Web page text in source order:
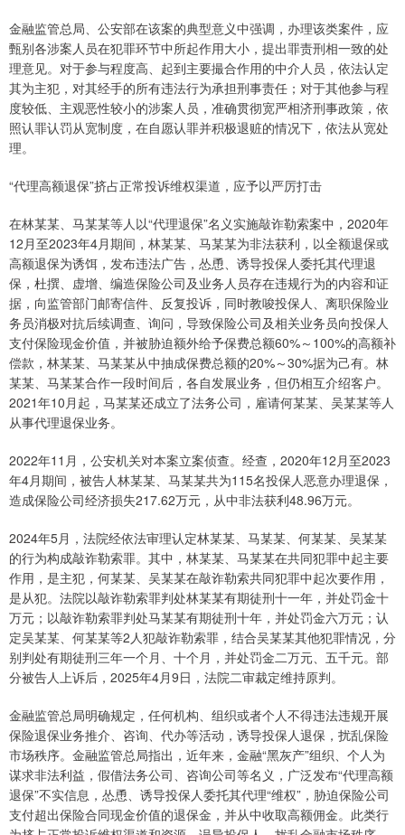
金融监管总局、公安部在该案的典型意义中强调，办理该类案件，应
甄别各涉案人员在犯罪环节中所起作用大小，提出罪责刑相一致的处
理意见。对于参与程度高、起到主要撮合作用的中介人员，依法认定
其为主犯，对其经手的所有违法行为承担刑事责任；对于其他参与程
度较低、主观恶性较小的涉案人员，准确贯彻宽严相济刑事政策，依
照认罪认罚从宽制度，在自愿认罪并积极退赃的情况下，依法从宽处
理。
“代理高额退保”挤占正常投诉维权渠道，应予以严厉打击
在林某某、马某某等人以“代理退保”名义实施敲诈勒索案中，2020年
12月至2023年4月期间，林某某、马某某为非法获利，以全额退保或
高额退保为诱饵，发布违法广告，怂恿、诱导投保人委托其代理退
保，杜撰、虚增、编造保险公司及业务人员存在违规行为的内容和证
据，向监管部门邮寄信件、反复投诉，同时教唆投保人、离职保险业
务员消极对抗后续调查、询问，导致保险公司及相关业务员向投保人
支付保险现金价值，并被胁迫额外给予保费总额60%～100%的高额补
偿款，林某某、马某某从中抽成保费总额的20%～30%据为己有。林
某某、马某某合作一段时间后，各自发展业务，但仍相互介绍客户。
2021年10月起，马某某还成立了法务公司，雇请何某某、吴某某等人
从事代理退保业务。
2022年11月，公安机关对本案立案侦查。经查，2020年12月至2023
年4月期间，被告人林某某、马某某共为115名投保人恶意办理退保，
造成保险公司经济损失217.62万元，从中非法获利48.96万元。
2024年5月，法院经依法审理认定林某某、马某某、何某某、吴某某
的行为构成敲诈勒索罪。其中，林某某、马某某在共同犯罪中起主要
作用，是主犯，何某某、吴某某在敲诈勒索共同犯罪中起次要作用，
是从犯。法院以敲诈勒索罪判处林某某有期徒刑十一年，并处罚金十
万元；以敲诈勒索罪判处马某某有期徒刑十年，并处罚金六万元；认
定吴某某、何某某等2人犯敲诈勒索罪，结合吴某某其他犯罪情况，分
别判处有期徒刑三年一个月、十个月，并处罚金二万元、五千元。部
分被告人上诉后，2025年4月9日，法院二审裁定维持原判。
金融监管总局明确规定，任何机构、组织或者个人不得违法违规开展
保险退保业务推介、咨询、代办等活动，诱导投保人退保，扰乱保险
市场秩序。金融监管总局指出，近年来，金融“黑灰产”组织、个人为
谋求非法利益，假借法务公司、咨询公司等名义，广泛发布“代理高额
退保”不实信息，怂恿、诱导投保人委托其代理“维权”，胁迫保险公司
支付超出保险合同现金价值的退保金，并从中收取高额佣金。此类行